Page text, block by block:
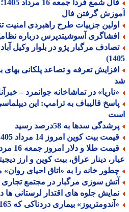
فال شمع
گرفتن فال
جزییات طرح راهبردی امنیت
آسوشیتدپرس درباره نظامیان
تعرفه و تصاعد پلکانی بهای
در تماشاخانه جوانمرد – خبرآنلاین
قالیباف به ترامپ: این
سدها به 58درصد رسید
بیت کوین امروز 14 مرداد 1405 چقدر است؟
دینار عراق، بیت کوین و ارز دیجیتال
خانه را به «اتاق احیای روان»
سوزی مرگبار در مجتمع تجاری
جلوه های اقتدار لرستانی ها در